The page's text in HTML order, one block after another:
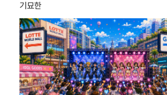
기묘한